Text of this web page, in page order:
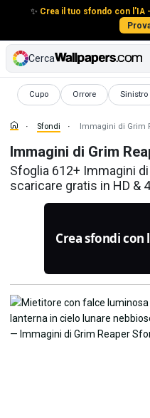
✨ Crea il tuo sfondo con l'IA
Cerca
Cupo
Sfondi Orrore
Sfondi Sinistro
Sfondi
Sfondi Immagini di Grim
Immagini di Grim
Sfoglia 612+ Immagini
scaricare gratis in HD &
Crea sfondi con